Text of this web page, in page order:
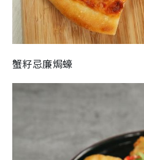
蟹籽忌廉焗蠔